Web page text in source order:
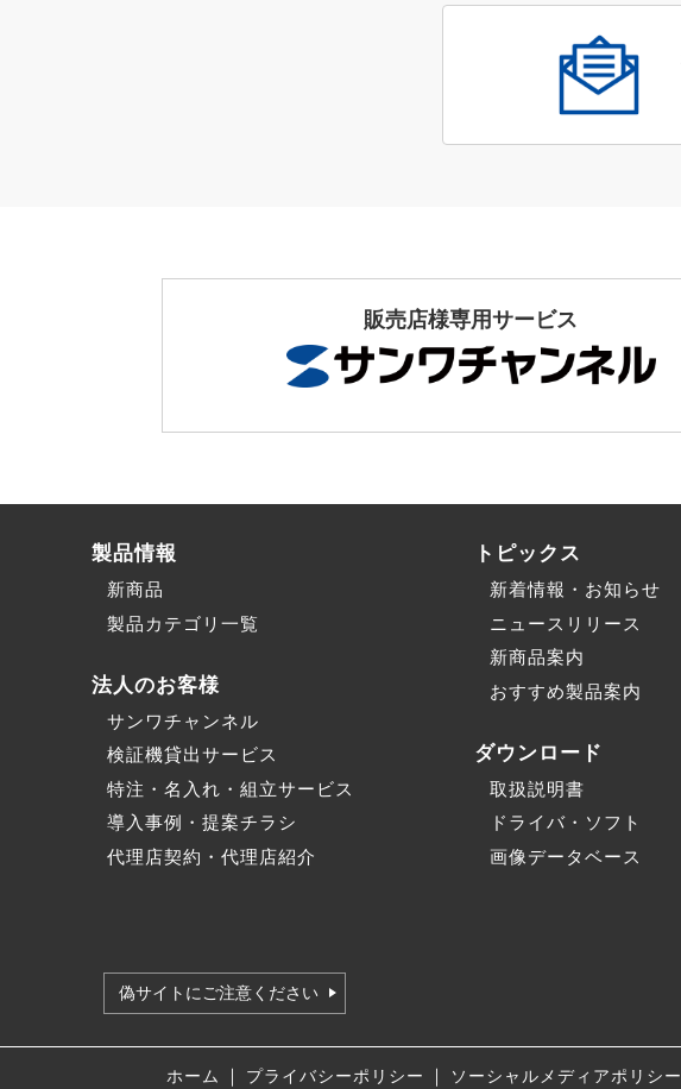
販売店様専用サービス
製品情報
新商品
製品カテゴリ一覧
法人のお客様
サンワチャンネル
検証機貸出サービス
特注・名入れ・組立サービス
導入事例・提案チラシ
代理店契約・代理店紹介
トピックス
新着情報・お知らせ
ニュースリリース
新商品案内
おすすめ製品案内
ダウンロード
取扱説明書
ドライバ・ソフト
画像データベース
偽サイトにご注意ください
ホーム ｜ プライバシーポリシー ｜ ソーシャルメディアポリシー